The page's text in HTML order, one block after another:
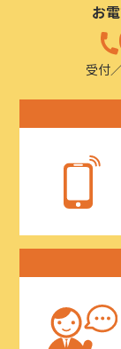
お
受付